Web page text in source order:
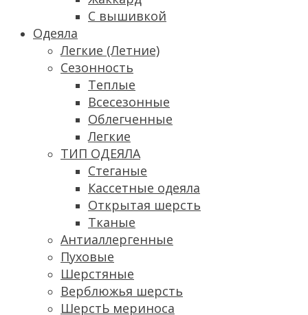
С вышивкой
Одеяла
Легкие (Летние)
Сезонность
Теплые
Всесезонные
Облегченные
Легкие
ТИП ОДЕЯЛА
Стеганые
Кассетные одеяла
Открытая шерсть
Тканые
Антиаллергенные
Пуховые
Шерстяные
Верблюжья шерсть
ШерстЬ мериноса